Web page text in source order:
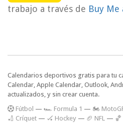
trabajo a través de Buy Me
Calendarios deportivos gratis para tu
Calendar, Apple Calendar, Outlook,
actualizados, y sin crear cuenta.
Fútbol — 🏎️ Formula 1 — 🏍
🏏 Críquet — 🏑 Hockey — 🏈 NFL —